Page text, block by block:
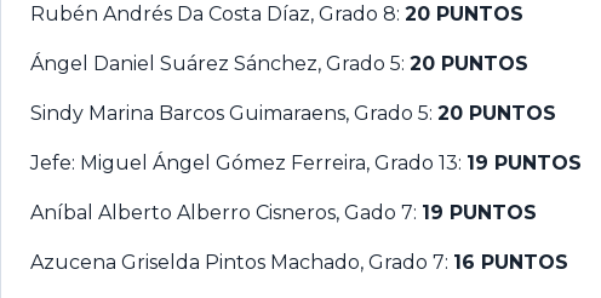
Rubén Andrés Da Costa Díaz, Grado 8: 20 PUNTOS
Ángel Daniel Suárez Sánchez, Grado 5: 20 PUNTOS
Sindy Marina Barcos Guimaraens, Grado 5: 20 PUNTOS
Jefe: Miguel Ángel Gómez Ferreira, Grado 13: 19 PUNTOS
Aníbal Alberto Alberro Cisneros, Gado 7: 19 PUNTOS
Azucena Griselda Pintos Machado, Grado 7: 16 PUNTOS